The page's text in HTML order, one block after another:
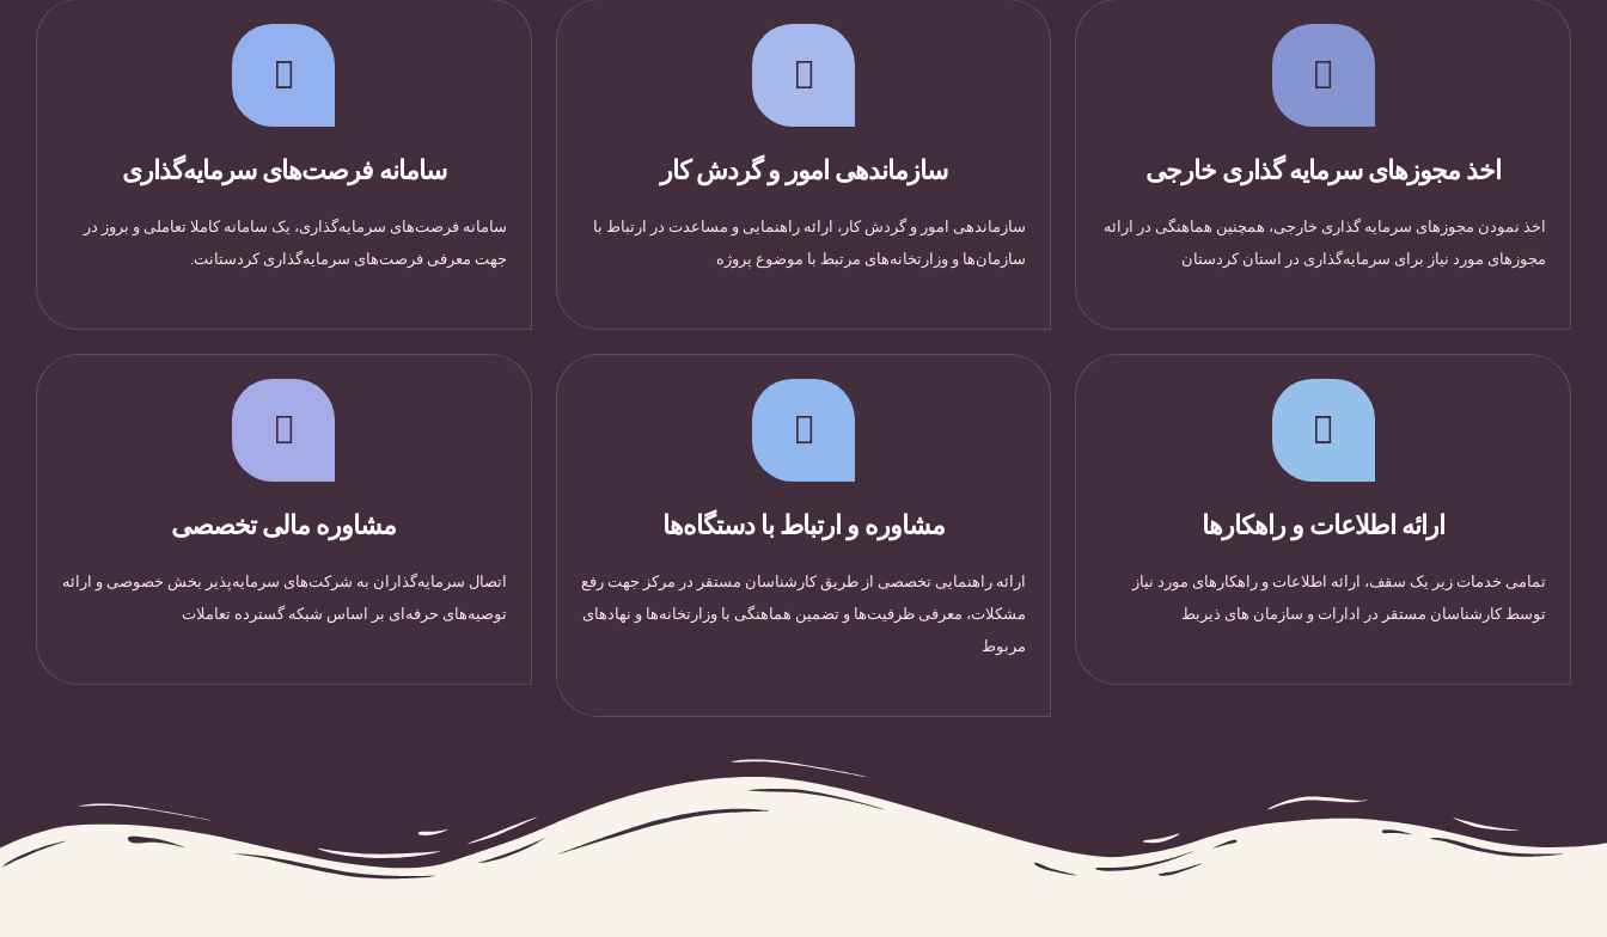
اخذ مجوزهای سرمایه گذاری خارجی
اخذ نمودن مجوزهای سرمایه گذاری خارجی، همچنین هماهنگی در ارائه
مجوزهای مورد نیاز برای سرمایه‌گذاری در استان کردستان
سازماندهی امور و گردش کار
سازماندهی امور و گردش کار، ارائه راهنمایی و مساعدت در ارتباط با
سازمان‌ها و وزارتخانه‌های مرتبط با موضوع پروژه
سامانه فرصت‌های سرمایه‌گذاری
سامانه فرصت‌های سرمایه‌گذاری، یک سامانه کاملا تعاملی و بروز در
جهت معرفی فرصت‌های سرمایه‌گذاری کردستانت.
ارائه اطلاعات و راهکارها
تمامی خدمات زیر یک سقف، ارائه اطلاعات و راهکارهای مورد نیاز
توسط کارشناسان مستقر در ادارات و سازمان های ذیربط
مشاوره و ارتباط با دستگاه‌ها
ارائه راهنمایی تخصصی از طریق کارشناسان مستقر در مرکز جهت رفع
مشکلات، معرفی ظرفیت‌ها و تضمین هماهنگی با وزارتخانه‌ها و نهادهای
مربوط
مشاوره مالی تخصصی
اتصال سرمایه‌گذاران به شرکت‌های سرمایه‌پذیر بخش خصوصی و ارائه
توصیه‌های حرفه‌ای بر اساس شبکه گسترده تعاملات